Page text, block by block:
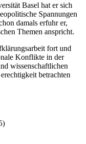
Basel hat er sich
Spannungen
damals erfuhr er,
Themen anspricht.
fort und
Konflikte in der
wissenschaftlichen
betrachten